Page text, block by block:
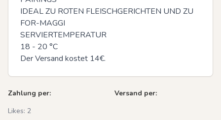
IDEAL ZU ROTEN FLEISCHGERICHTEN UND ZU
FOR-MAGGI
SERVIERTEMPERATUR
18 - 20 °C
Der Versand kostet 14€.
Zahlung per:
Versand per:
Likes: 2